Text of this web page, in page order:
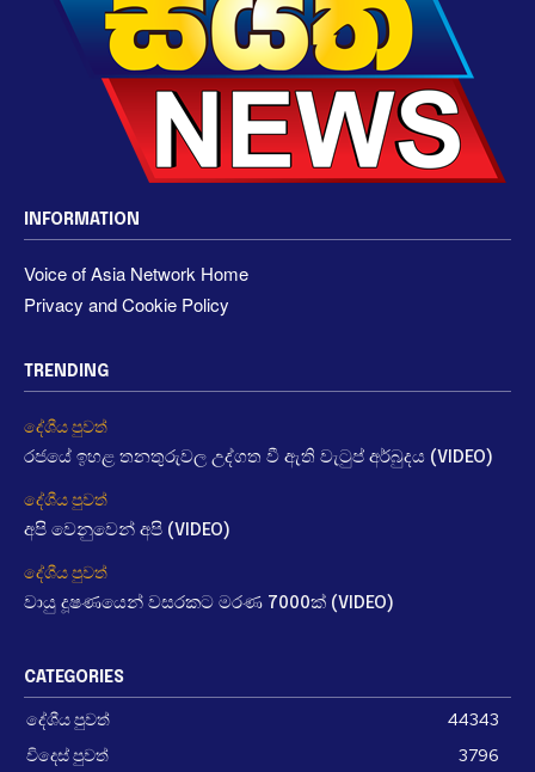
INFORMATION
Voice of Asia Network Home
Privacy and Cookie Policy
TRENDING
දේශීය පුවත්
රජයේ ඉහළ තනතුරුවල උද්ගත වී ඇති වැටුප් අර්බුදය (VIDEO)
දේශීය පුවත්
අපි වෙනුවෙන් අපි (VIDEO)
දේශීය පුවත්
වායු දූෂණයෙන් වසරකට මරණ 7000ක් (VIDEO)
CATEGORIES
දේශීය පුවත්
44343
විදෙස් පුවත්
3796